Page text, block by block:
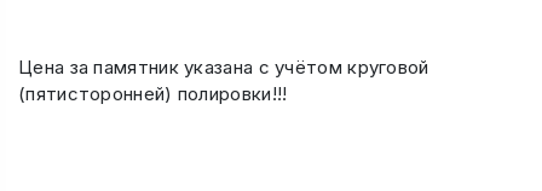
Цена за памятник указана с учётом круговой
(пятисторонней) полировки!!!